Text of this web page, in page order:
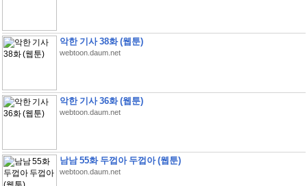
악한 기사 38화 (웹툰)
webtoon.daum.net
악한 기사 36화 (웹툰)
webtoon.daum.net
남남 55화 두껍아 두껍아 (웹툰)
webtoon.daum.net